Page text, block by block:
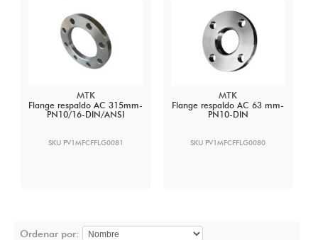
MTK
Flange respaldo AC 315mm-
PN10/16-DIN/ANSI
SKU PV1MFCFFLG0081
MTK
Flange respaldo AC 63 mm-
PN10-DIN
SKU PV1MFCFFLG0080
Ordenar por: